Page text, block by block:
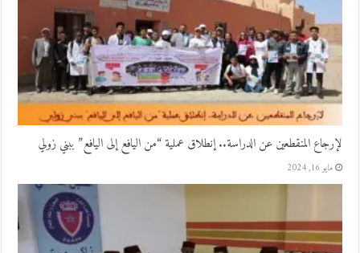
لإرجاع المنقطعين عن الدراسة.. إنطلاق عملية “من اليافع إلى اليافع” ببني زولي
مايو 16, 2024